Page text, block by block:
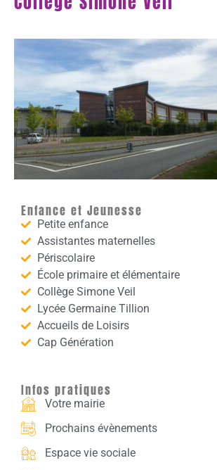
Enfance et Jeunesse
Petite enfance
Assistantes maternelles
Périscolaire
École primaire et élémentaire
Collège Simone Veil
Lycée Germaine Tillion
Accueils de Loisirs
Cap Génération
Infos pratiques
Votre mairie
Prochains évènements
Espace vie sociale